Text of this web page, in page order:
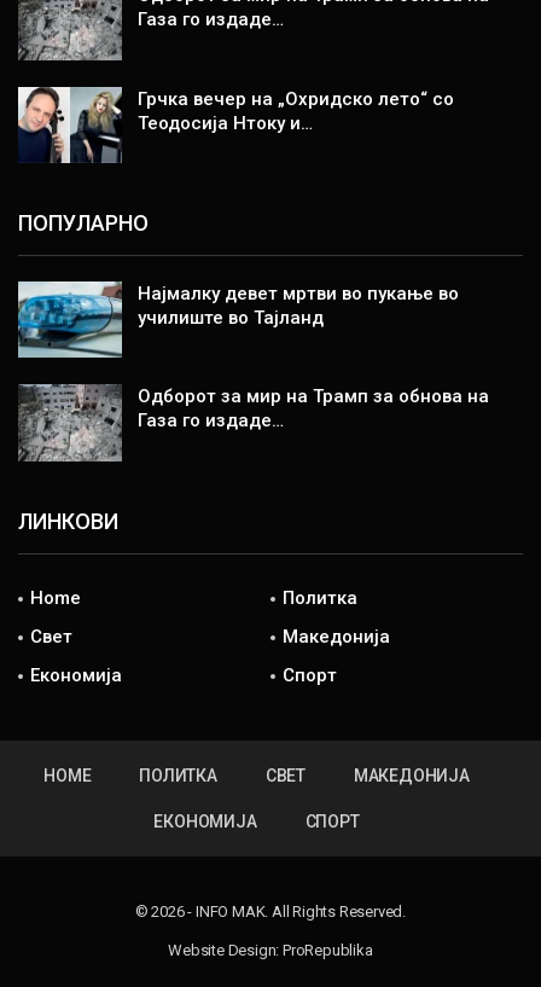
Газа го издаде…
Грчка вечер на „Охридско лето“ со
Теодосија Нтоку и…
ПОПУЛАРНО
Најмалку девет мртви во пукање во
училиште во Тајланд
Одборот за мир на Трамп за обнова на
Газа го издаде…
ЛИНКОВИ
Home
Политка
Свет
Македонија
Економија
Спорт
HOME ПОЛИТКА СВЕТ МАКЕДОНИЈА
ЕКОНОМИЈА СПОРТ
© 2026 - INFO MAK. All Rights Reserved.
Website Design:ProRepublika